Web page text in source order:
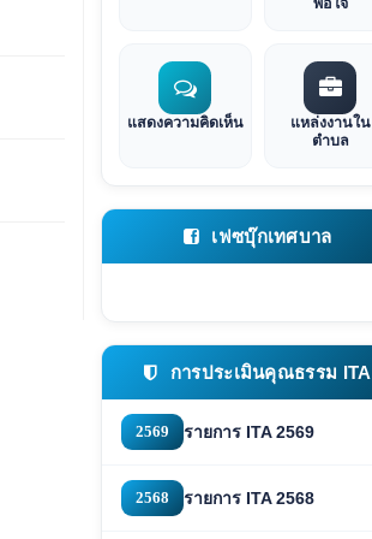
พอใจ
แสดงความคิดเห็น
แหล่งงานใน
ตำบล
เฟซบุ๊กเทศบาล
การประเมินคุณธรรม ITA
2569 รายการ ITA 2569
2568 รายการ ITA 2568